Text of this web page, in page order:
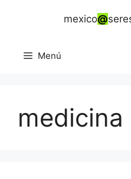
mexico@
Menú
medicina